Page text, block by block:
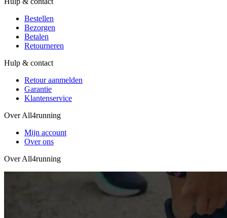
Bestellen
Bezorgen
Betalen
Retourneren
Hulp & contact
Retour aanmelden
Garantie
Klantenservice
Over All4running
Mijn account
Over ons
Over All4running